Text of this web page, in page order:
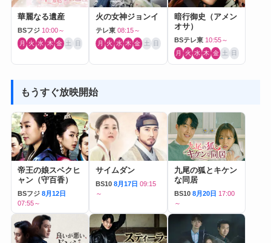
華麗なる遺産
BSフジ 10:00～
月 火 水 木 金 土 日
火の女神ジョンイ
テレ東 08:15～
月 火 水 木 金 土 日
暗行御史（アメン
オサ）
BSテレ東 10:55～
月 火 水 木 金 土 日
もうすぐ放映開始
帝王の娘スベクヒ
ャン（守百香）
BSフジ 8月12日
07:55～
サイムダン
BS10 8月17日 09:15
～
九尾の狐とキケン
な同居
BS10 8月20日 17:00
～